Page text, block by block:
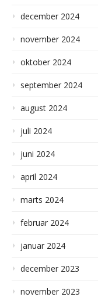
december 2024
november 2024
oktober 2024
september 2024
august 2024
juli 2024
juni 2024
april 2024
marts 2024
februar 2024
januar 2024
december 2023
november 2023